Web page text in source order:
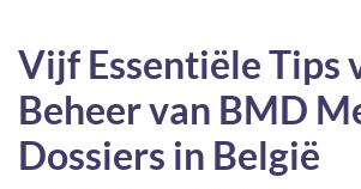
Vijf Essentiële Tips
Beheer van BMD
Dossiers in België